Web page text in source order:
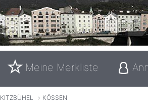
Meine Merkliste
KITZBÜHEL › KÖSSEN